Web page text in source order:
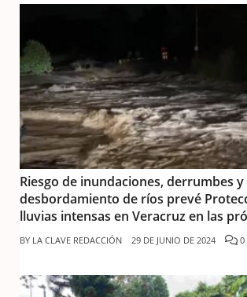
Riesgo de inundaciones, derrumbes y
desbordamiento de ríos prevé
lluvias intensas en Veracruz en las
BY LA CLAVE REDACCIÓN 29 DE JUNIO DE 2024 0